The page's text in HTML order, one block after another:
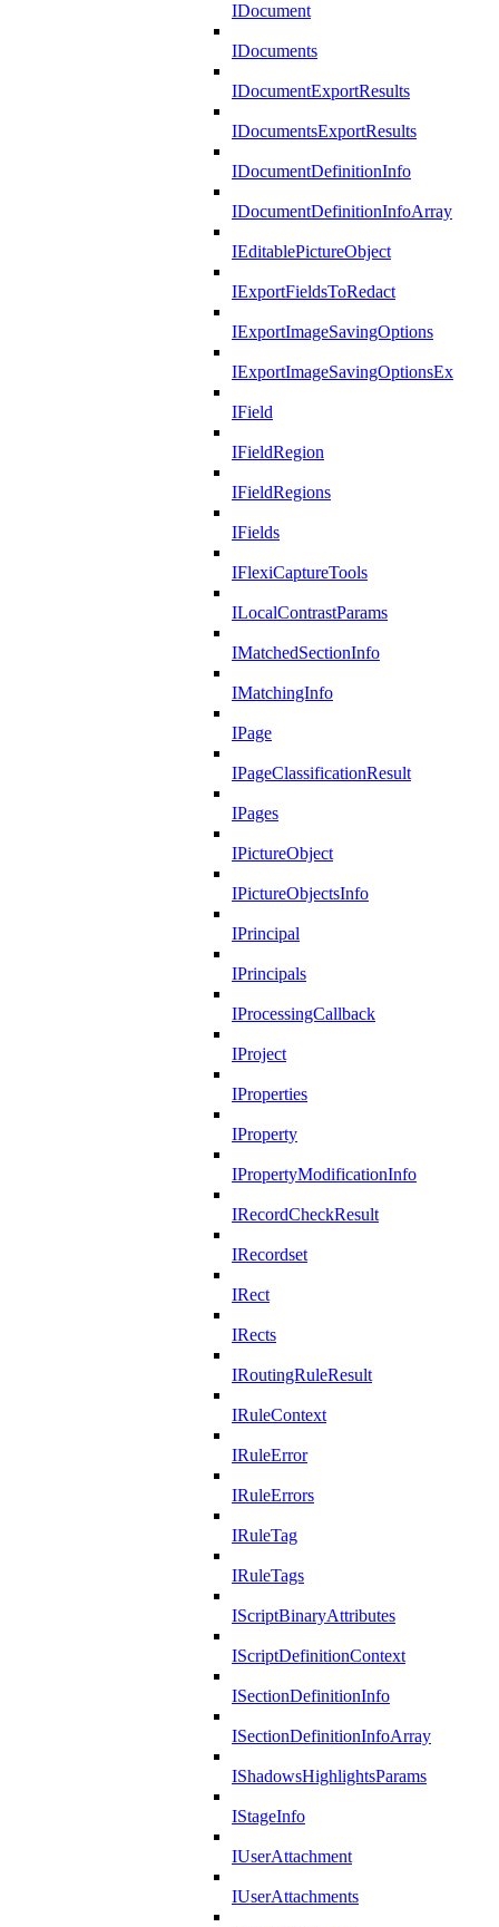
IDocument
IDocuments
IDocumentExportResults
IDocumentsExportResults
IDocumentDefinitionInfo
IDocumentDefinitionInfoArray
IEditablePictureObject
IExportFieldsToRedact
IExportImageSavingOptions
IExportImageSavingOptionsEx
IField
IFieldRegion
IFieldRegions
IFields
IFlexiCaptureTools
ILocalContrastParams
IMatchedSectionInfo
IMatchingInfo
IPage
IPageClassificationResult
IPages
IPictureObject
IPictureObjectsInfo
IPrincipal
IPrincipals
IProcessingCallback
IProject
IProperties
IProperty
IPropertyModificationInfo
IRecordCheckResult
IRecordset
IRect
IRects
IRoutingRuleResult
IRuleContext
IRuleError
IRuleErrors
IRuleTag
IRuleTags
IScriptBinaryAttributes
IScriptDefinitionContext
ISectionDefinitionInfo
ISectionDefinitionInfoArray
IShadowsHighlightsParams
IStageInfo
IUserAttachment
IUserAttachments